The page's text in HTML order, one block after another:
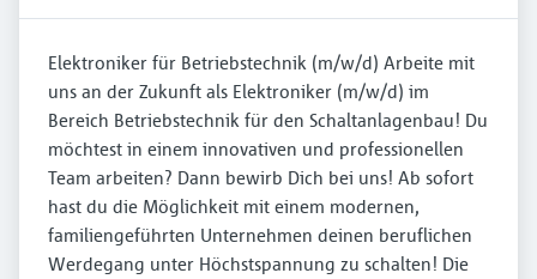
Elektroniker für Betriebstechnik (m/w/d) Arbeite mit
uns an der Zukunft als Elektroniker (m/w/d) im
Bereich Betriebstechnik für den Schaltanlagenbau! Du
möchtest in einem innovativen und professionellen
Team arbeiten? Dann bewirb Dich bei uns! Ab sofort
hast du die Möglichkeit mit einem modernen,
familiengeführten Unternehmen deinen beruflichen
Werdegang unter Höchstspannung zu schalten! Die